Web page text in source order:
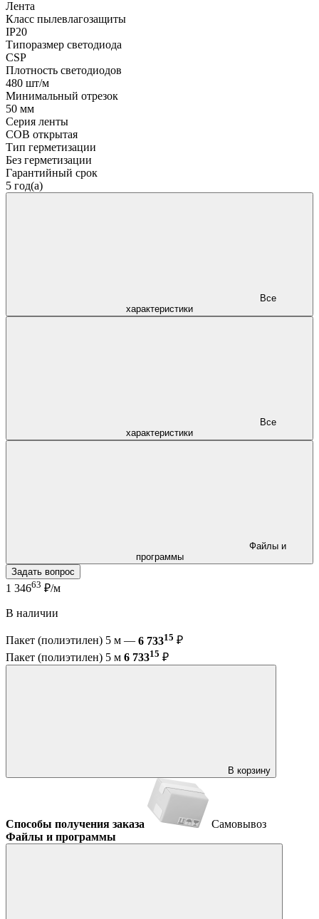
Лента
Класс пылевлагозащиты
IP20
Типоразмер светодиода
CSP
Плотность светодиодов
480 шт/м
Минимальный отрезок
50 мм
Серия ленты
COB открытая
Тип герметизации
Без герметизации
Гарантийный срок
5 год(а)
характеристики
характеристики
программы
Задать вопрос
1 34663 ₽/м
В наличии
Пакет (полиэтилен) 5 м — 6 73315 ₽
Пакет (полиэтилен) 5 м 6 73315 ₽
В корзину
Способы получения заказа
Самовывоз
Файлы и программы